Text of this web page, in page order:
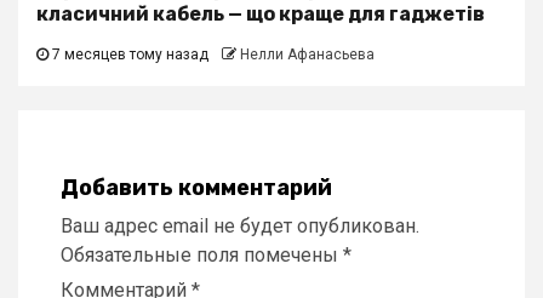
класичний кабель — що краще для гаджетів
7 месяцев тому назад Нелли Афанасьева
Добавить комментарий
Ваш адрес email не будет опубликован.
Обязательные поля помечены *
Комментарий *